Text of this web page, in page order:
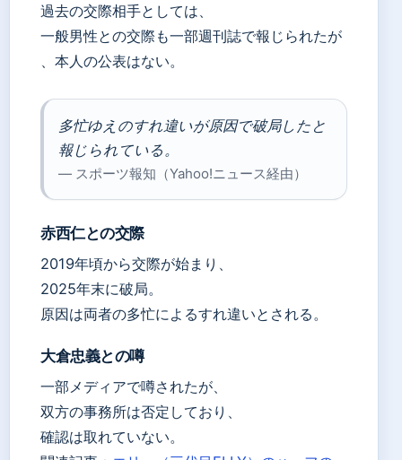
過去の交際相手としては、
一般男性との交際も一部週刊誌で報じられたが
、本人の公表はない。
多忙ゆえのすれ違いが原因で破局したと
報じられている。
— スポーツ報知（Yahoo!ニュース経由）
赤西仁との交際
2019年頃から交際が始まり、
2025年末に破局。
原因は両者の多忙によるすれ違いとされる。
大倉忠義との噂
一部メディアで噂されたが、
双方の事務所は否定しており、
確認は取れていない。